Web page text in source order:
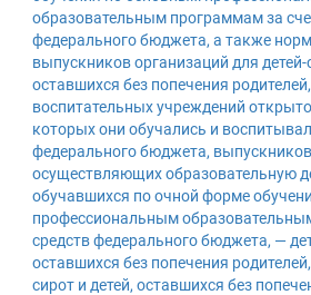
образовательным программам за
федерального бюджета, а также
выпускников организаций для детей-
оставшихся без попечения
воспитательных учреждений
которых они обучались и
федерального бюджета,
осуществляющих образовательную
обучавшихся по очной форме
профессиональным
средств федерального бюджета, —
оставшихся без попечения
сирот и детей, оставшихся без